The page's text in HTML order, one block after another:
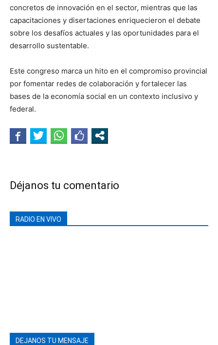
concretos de innovación en el sector, mientras que las
capacitaciones y disertaciones enriquecieron el debate
sobre los desafíos actuales y las oportunidades para el
desarrollo sustentable.
Este congreso marca un hito en el compromiso provincial
por fomentar redes de colaboración y fortalecer las
bases de la economía social en un contexto inclusivo y
federal.
Déjanos tu comentario
RADIO EN VIVO
DEJANOS TU MENSAJE